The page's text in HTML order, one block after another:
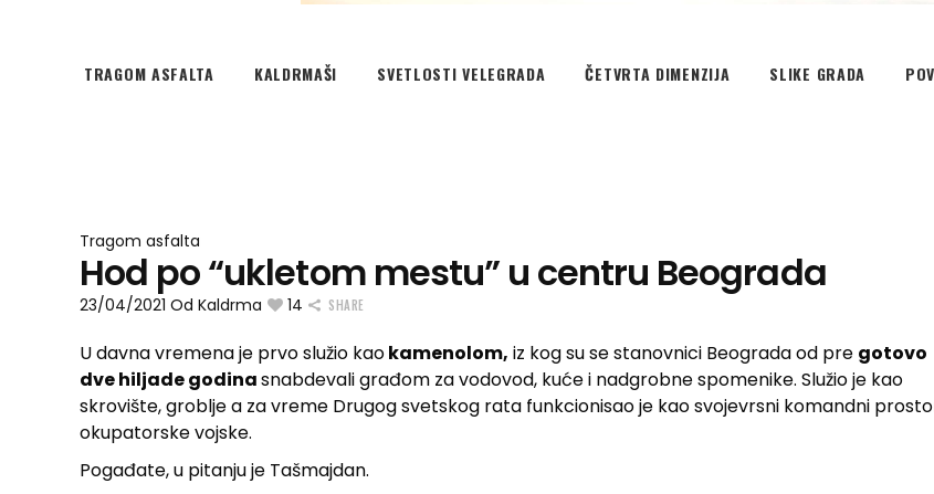
TRAGOM ASFALTA KALDRMAŠI SVETLOSTI VELEGRADA ČETVRTA DIMENZIJA SLIKE GRADA
Tragom asfalta
Hod po “ukletom mestu” u centru Beograda
23/04/2021 Od Kaldrma 14 SHARE
U davna vremena je prvo služio kaokamenolom, iz kog su se stanovnici Beograda od pre gotovo
dve hiljade godinasnabdevali građom za vodovod, kuće i nadgrobne spomenike. Služio je kao
skrovište, groblje a za vreme Drugog svetskog rata funkcionisao je kao svojevrsni komandni
okupatorske vojske.
Pogađate, u pitanju je Tašmajdan.